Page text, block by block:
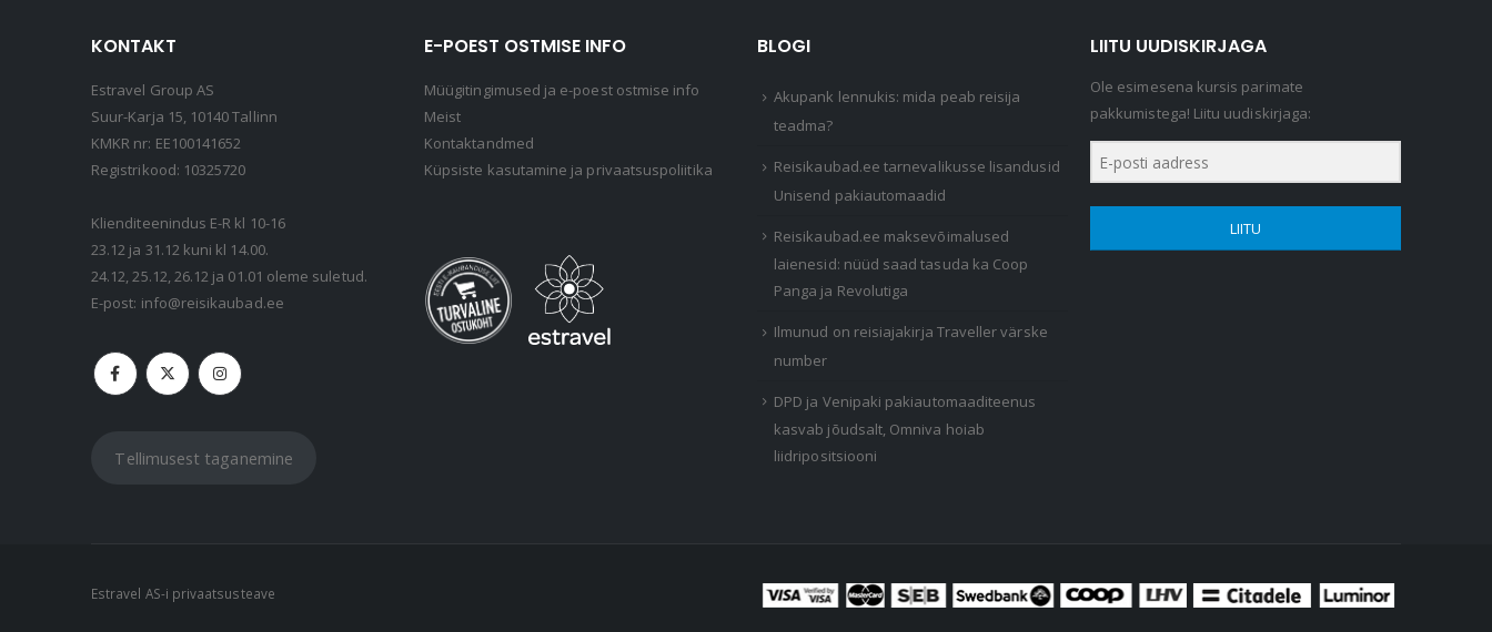
KONTAKT
Estravel Group AS
Suur-Karja 15, 10140 Tallinn
KMKR nr: EE100141652
Registrikood: 10325720
Klienditeenindus E-R kl 10-16
23.12 ja 31.12 kuni kl 14.00.
24.12, 25.12, 26.12 ja 01.01 oleme suletud.
E-post: info@reisikaubad.ee
Tellimusest taganemine
E-POEST OSTMISE INFO
Müügitingimused ja e-poest ostmise info
Meist
Kontaktandmed
Küpsiste kasutamine ja privaatsuspoliitika
BLOGI
Akupank lennukis: mida peab reisija
teadma?
Reisikaubad.ee tarnevalikusse lisandusid
Unisend pakiautomaadid
Reisikaubad.ee maksevõimalused
laienesid: nüüd saad tasuda ka Coop
Panga ja Revolutiga
Ilmunud on reisiajakirja Traveller värske
number
DPD ja Venipaki pakiautomaaditeenus
kasvab jõudsalt, Omniva hoiab
liidripositsiooni
LIITU UUDISKIRJAGA
Ole esimesena kursis parimate
pakkumistega! Liitu uudiskirjaga:
LIITU
Estravel AS-i privaatsusteave